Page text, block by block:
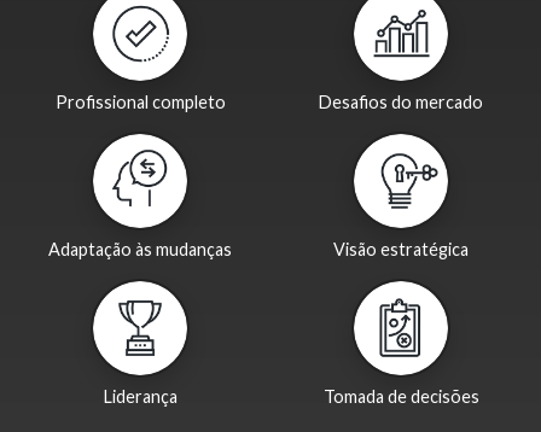
Profissional completo Desafios do mercado
Adaptação às mudanças Visão estratégica
Liderança Tomada de decisões